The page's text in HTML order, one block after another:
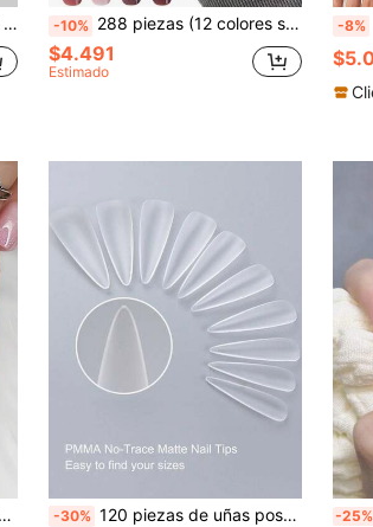
-10% 288 piezas (12 colores surtidos) Pegatinas de uñas acrílicas marrones con forma de almendra brillante, ajuste perfecto
$4.491
Estimado
-8%
-30% 120 piezas de uñas postizas transparentes con forma de almendra para añadir un ambiente romántico, adecuadas para uso en el hogar o salón de uñas, suministros de uñas, uñas postizas acrílicas. -25%